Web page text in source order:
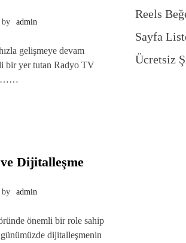
by admin
gelişmeye devam
bir yer tutan Radyo TV
Dijitalleşme
by admin
önemli bir role sahip
dijitalleşmenin
Reels
Sayfa
Ücretsiz